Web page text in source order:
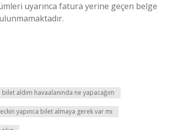
uyarınca fatura yerine geçen belge
aldım havaalanında ne yapacağım
yapınca bilet almaya gerek var mı